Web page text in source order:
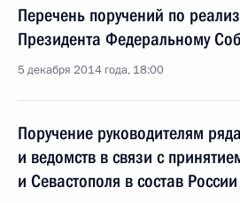
Перечень поручений по
Президента Федеральному
5 декабря 2014 года, 18:00
Поручение руководителям
и ведомств в связи с
и Севастополя в состав России